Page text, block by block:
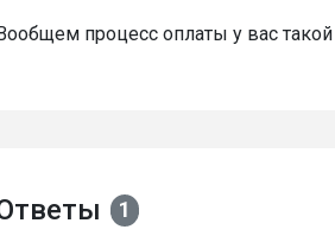
процесс оплаты у вас такой
1